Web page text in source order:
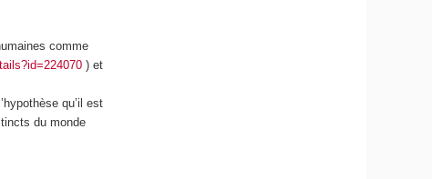
comme
) et
qu’il est
du monde